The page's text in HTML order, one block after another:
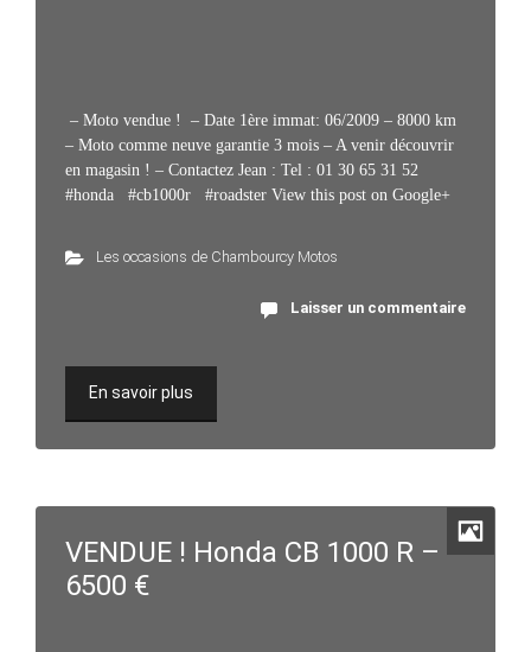
– Moto vendue ! – Date 1ère immat: 06/2009 – 8000 km
– Moto comme neuve garantie 3 mois – A venir découvrir
en magasin ! – Contactez Jean : Tel : 01 30 65 31 52
#honda #cb1000r #roadster View this post on Google+
Les occasions de Chambourcy Motos
Laisser un commentaire
En savoir plus
VENDUE ! Honda CB 1000 R –
6500 €